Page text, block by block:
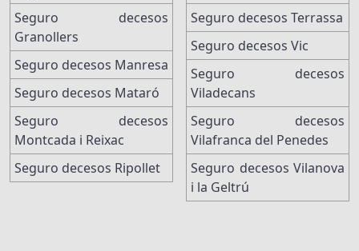
Seguro decesos
Granollers
Seguro decesos Manresa
Seguro decesos Mataró
Seguro decesos
Montcada i Reixac
Seguro decesos Ripollet
Seguro decesos Terrassa
Seguro decesos Vic
Seguro decesos
Viladecans
Seguro decesos
Vilafranca del Penedes
Seguro decesos Vilanova
i la Geltrú